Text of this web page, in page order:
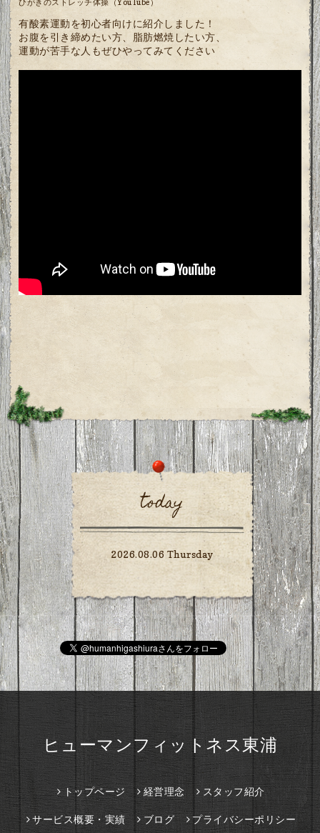
有酸素運動を初心者向けに紹介しました！
お腹を引き締めたい方、脂肪燃焼したい方、
運動が苦手な人もぜひやってみてください
today
2026.08.06 Thursday
ヒューマンフィットネス東浦
トップページ 経営理念 スタッフ紹介
サービス概要・実績 ブログ プライバシーポリシー